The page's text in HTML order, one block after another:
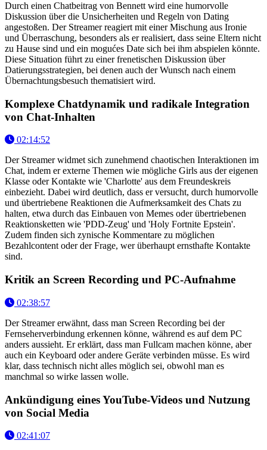
Durch einen Chatbeitrag von Bennett wird eine humorvolle
Diskussion über die Unsicherheiten und Regeln von Dating
angestoßen. Der Streamer reagiert mit einer Mischung aus Ironie
und Überraschung, besonders als er realisiert, dass seine Eltern nicht
zu Hause sind und ein mogućes Date sich bei ihm abspielen könnte.
Diese Situation führt zu einer frenetischen Diskussion über
Datierungsstrategien, bei denen auch der Wunsch nach einem
Übernachtungsbesuch thematisiert wird.
Komplexe Chatdynamik und radikale Integration
von Chat-Inhalten
02:14:52
Der Streamer widmet sich zunehmend chaotischen Interaktionen im
Chat, indem er externe Themen wie mögliche Girls aus der eigenen
Klasse oder Kontakte wie 'Charlotte' aus dem Freundeskreis
einbezieht. Dabei wird deutlich, dass er versucht, durch humorvolle
und übertriebene Reaktionen die Aufmerksamkeit des Chats zu
halten, etwa durch das Einbauen von Memes oder übertriebenen
Reaktionsketten wie 'PDD-Zeug' und 'Holy Fortnite Epstein'.
Zudem finden sich zynische Kommentare zu möglichen
Bezahlcontent oder der Frage, wer überhaupt ernsthafte Kontakte
sind.
Kritik an Screen Recording und PC-Aufnahme
02:38:57
Der Streamer erwähnt, dass man Screen Recording bei der
Fernseherverbindung erkennen könne, während es auf dem PC
anders aussieht. Er erklärt, dass man Fullcam machen könne, aber
auch ein Keyboard oder andere Geräte verbinden müsse. Es wird
klar, dass technisch nicht alles möglich sei, obwohl man es
manchmal so wirke lassen wolle.
Ankündigung eines YouTube-Videos und Nutzung
von Social Media
02:41:07